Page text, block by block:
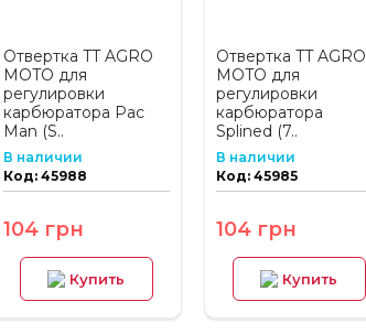
Отвертка TT AGRO
MOTO для
регулировки
карбюратора Pac
Man (S..
В наличии
Код: 45988
104 грн
Купить
Отвертка TT AGRO
MOTO для
регулировки
карбюратора
Splined (7..
В наличии
Код: 45985
104 грн
Купить